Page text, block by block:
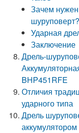
Зачем
шуруповерт?
Ударная
Заключение
Дрель-
BHP451RFE
Отличия
ударного типа
Дрель